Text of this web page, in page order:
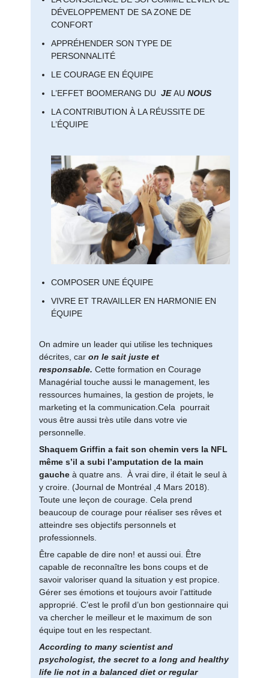
DÉVELOPPEMENT DE SA ZONE DE
CONFORT
APPRÉHENDER SON TYPE DE
PERSONNALITÉ
LE COURAGE EN ÉQUIPE
L’EFFET BOOMERANG DU JEAUNOUS
LA CONTRIBUTION À LA RÉUSSITE DE
L’ÉQUIPE
COMPOSER UNE ÉQUIPE
VIVRE ET TRAVAILLER EN HARMONIE EN
ÉQUIPE
On admire un leader qui utilise les techniques
décrites, caron le sait juste et
responsable. Cette formation en Courage
Managérial touche aussi le management, les
ressources humaines, la gestion de projets, le
marketing et la communication.Cela pourrait
vous être aussi très utile dans votre vie
personnelle.
Shaquem Griffin a fait son chemin vers la NFL
même s’il a subi l’amputation de la main
gauche à quatre ans. À vrai dire, il était le seul à
y croire. (Journal de Montréal ,4 Mars 2018).
Toute une leçon de courage. Cela prend
beaucoup de courage pour réaliser ses rêves et
atteindre ses objectifs personnels et
professionnels.
Être capable de dire non! et aussi oui. Être
capable de reconnaître les bons coups et de
savoir valoriser quand la situation y est propice.
Gérer ses émotions et toujours avoir l’attitude
approprié. C’est le profil d’un bon gestionnaire qui
va chercher le meilleur et le maximum de son
équipe tout en les respectant.
According to many scientist and
psychologist, the secret to a long and healthy
life lie not in a balanced diet or regular